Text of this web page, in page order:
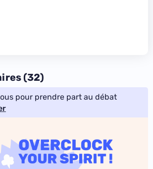
(32)
pour prendre part au débat